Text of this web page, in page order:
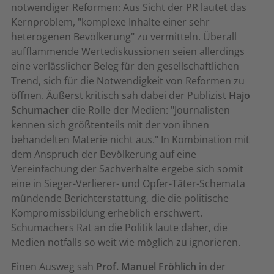
notwendiger Reformen: Aus Sicht der PR lautet das
Kernproblem, "komplexe Inhalte einer sehr
heterogenen Bevölkerung" zu vermitteln. Überall
aufflammende Wertediskussionen seien allerdings
eine verlässlicher Beleg für den gesellschaftlichen
Trend, sich für die Notwendigkeit von Reformen zu
öffnen. Äußerst kritisch sah dabei der Publizist Hajo
Schumacher die Rolle der Medien: "Journalisten
kennen sich größtenteils mit der von ihnen
behandelten Materie nicht aus." In Kombination mit
dem Anspruch der Bevölkerung auf eine
Vereinfachung der Sachverhalte ergebe sich somit
eine in Sieger-Verlierer- und Opfer-Täter-Schemata
mündende Berichterstattung, die die politische
Kompromissbildung erheblich erschwert.
Schumachers Rat an die Politik laute daher, die
Medien notfalls so weit wie möglich zu ignorieren.
Einen Ausweg sah Prof. Manuel Fröhlich in der